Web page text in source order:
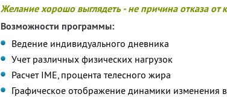
Желание хорошо выглядеть - не причина отказа от
Возможности программы:
Ведение индивидуального дневника
Учет различных физических нагрузок
Расчет IME, процента телесного жира
Графическое отображение динамики изменения